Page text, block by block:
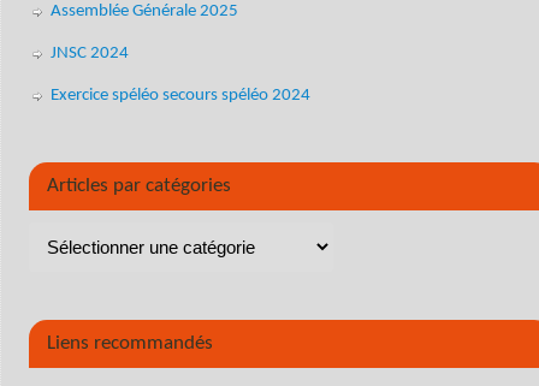
Assemblée Générale 2025
JNSC 2024
Exercice spéléo secours spéléo 2024
Articles par catégories
Liens recommandés